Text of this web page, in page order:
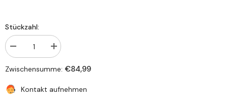
Stückzahl:
Verringere
die
Stückzahl
für
Set
für
Erhöhe
die
Stückzahl
für
Set
Zwischensumme: €84,99
Kontakt aufnehmen